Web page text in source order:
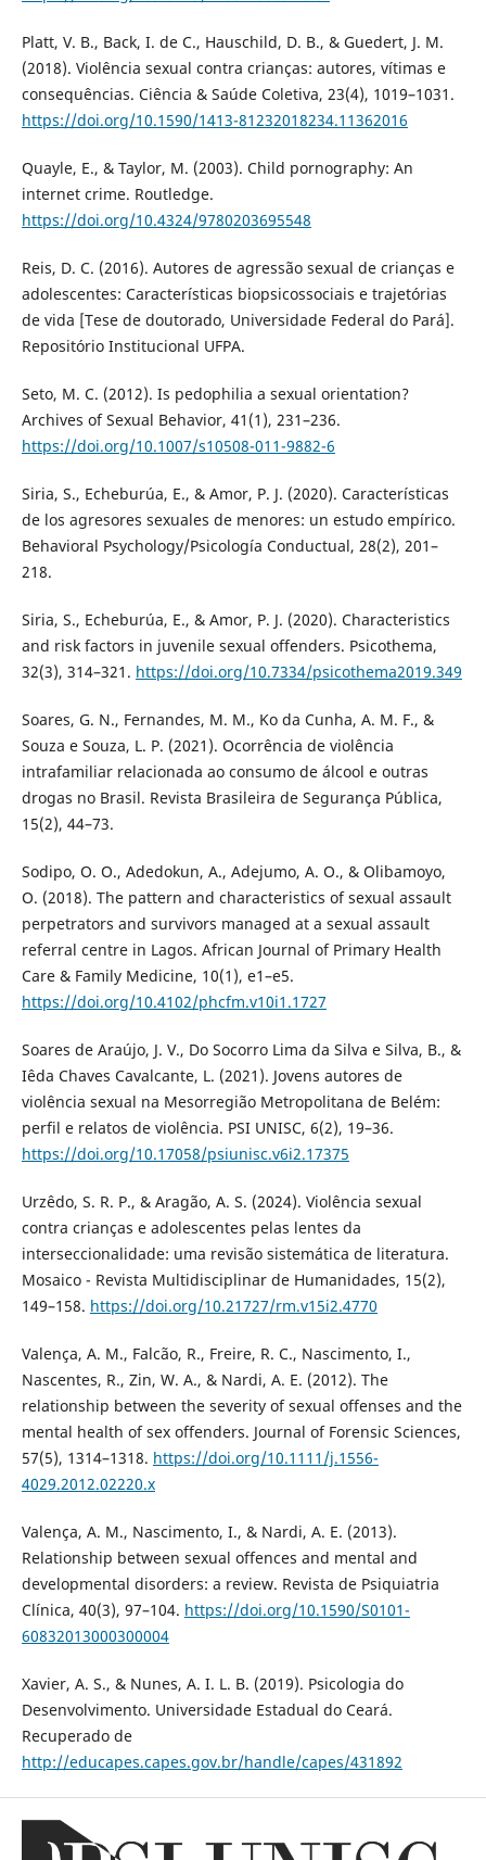
Platt, V. B., Back, I. de C., Hauschild, D. B., & Guedert, J. M.
(2018). Violência sexual contra crianças: autores, vítimas e
consequências. Ciência & Saúde Coletiva, 23(4), 1019–1031.
https://doi.org/10.1590/1413-81232018234.11362016
Quayle, E., & Taylor, M. (2003). Child pornography: An
internet crime. Routledge.
https://doi.org/10.4324/9780203695548
Reis, D. C. (2016). Autores de agressão sexual de crianças e
adolescentes: Características biopsicossociais e trajetórias
de vida [Tese de doutorado, Universidade Federal do Pará].
Repositório Institucional UFPA.
Seto, M. C. (2012). Is pedophilia a sexual orientation?
Archives of Sexual Behavior, 41(1), 231–236.
https://doi.org/10.1007/s10508-011-9882-6
Siria, S., Echeburúa, E., & Amor, P. J. (2020). Características
de los agresores sexuales de menores: un estudo empírico.
Behavioral Psychology/Psicología Conductual, 28(2), 201–
218.
Siria, S., Echeburúa, E., & Amor, P. J. (2020). Characteristics
and risk factors in juvenile sexual offenders. Psicothema,
32(3), 314–321. https://doi.org/10.7334/psicothema2019.349
Soares, G. N., Fernandes, M. M., Ko da Cunha, A. M. F., &
Souza e Souza, L. P. (2021). Ocorrência de violência
intrafamiliar relacionada ao consumo de álcool e outras
drogas no Brasil. Revista Brasileira de Segurança Pública,
15(2), 44–73.
Sodipo, O. O., Adedokun, A., Adejumo, A. O., & Olibamoyo,
O. (2018). The pattern and characteristics of sexual assault
perpetrators and survivors managed at a sexual assault
referral centre in Lagos. African Journal of Primary Health
Care & Family Medicine, 10(1), e1–e5.
https://doi.org/10.4102/phcfm.v10i1.1727
Soares de Araújo, J. V., Do Socorro Lima da Silva e Silva, B., &
Iêda Chaves Cavalcante, L. (2021). Jovens autores de
violência sexual na Mesorregião Metropolitana de Belém:
perfil e relatos de violência. PSI UNISC, 6(2), 19–36.
https://doi.org/10.17058/psiunisc.v6i2.17375
Urzêdo, S. R. P., & Aragão, A. S. (2024). Violência sexual
contra crianças e adolescentes pelas lentes da
interseccionalidade: uma revisão sistemática de literatura.
Mosaico - Revista Multidisciplinar de Humanidades, 15(2),
149–158. https://doi.org/10.21727/rm.v15i2.4770
Valença, A. M., Falcão, R., Freire, R. C., Nascimento, I.,
Nascentes, R., Zin, W. A., & Nardi, A. E. (2012). The
relationship between the severity of sexual offenses and the
mental health of sex offenders. Journal of Forensic Sciences,
57(5), 1314–1318. https://doi.org/10.1111/j.1556-
4029.2012.02220.x
Valença, A. M., Nascimento, I., & Nardi, A. E. (2013).
Relationship between sexual offences and mental and
developmental disorders: a review. Revista de Psiquiatria
Clínica, 40(3), 97–104. https://doi.org/10.1590/S0101-
60832013000300004
Xavier, A. S., & Nunes, A. I. L. B. (2019). Psicologia do
Desenvolvimento. Universidade Estadual do Ceará.
Recuperado de
http://educapes.capes.gov.br/handle/capes/431892